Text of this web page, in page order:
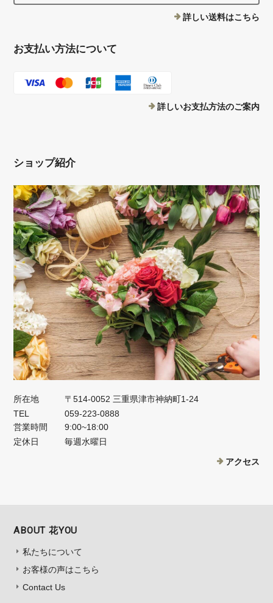
詳しい送料はこちら
お支払い方法について
詳しいお支払方法のご案内
ショップ紹介
所在地
〒514-0052 三重県津市神納町1-24
TEL
059-223-0888
営業時間
9:00~18:00
定休日
毎週水曜日
アクセス
ABOUT 花YOU
私たちについて
お客様の声はこちら
Contact Us